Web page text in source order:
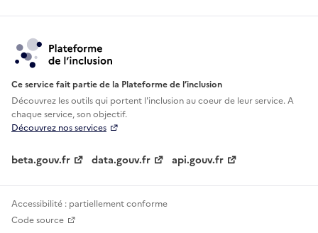
Ce service fait partie de la Plateforme de l’inclusion
Découvrez les outils qui portent l'inclusion aucoeur de leur service. A
chaque service, son objectif.
Découvrez nos services
beta.gouv.fr data.gouv.fr api.gouv.fr
Accessibilité : partiellement conforme
Code source